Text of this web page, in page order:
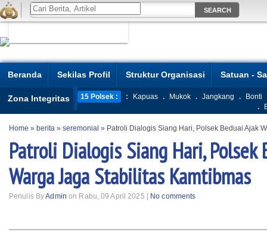
Beranda Sekilas Profil Struktur Organisasi Satuan -
Zona Integritas 15 Polsek : : Kapuas . Mukok . Jangkang .
Bonti
.
Home » berita » seremonial » Patroli Dialogis Siang Hari, Polsek Beduai Ajak
Patroli Dialogis Siang Hari, Polsek
Warga Jaga Stabilitas Kamtibmas
Penulis ByAdmin on Rabu, 09 April 2025 | No comments